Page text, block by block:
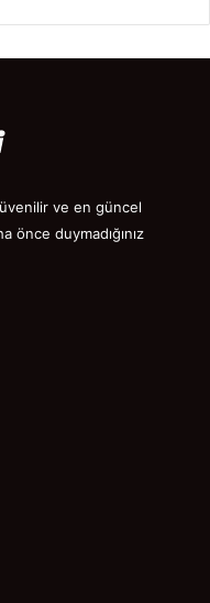
ve en güncel
önce duymadığınız